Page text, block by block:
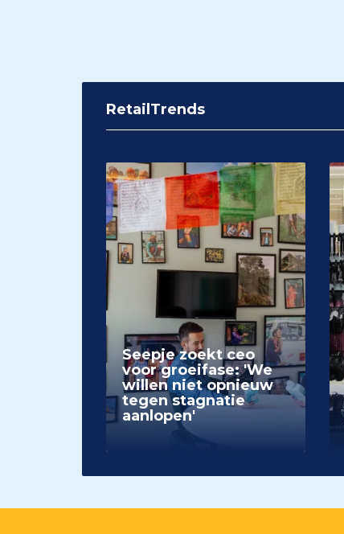
RetailTrends
Seepje zoekt ceo
voor groeifase: 'We
willen niet opnieuw
tegen stagnatie
aanlopen'